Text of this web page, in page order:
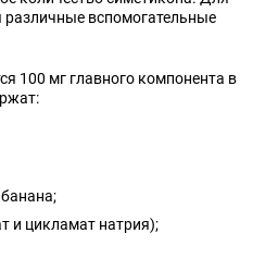
различные вспомогательные
100 мг главного компонента в
и цикламат натрия);